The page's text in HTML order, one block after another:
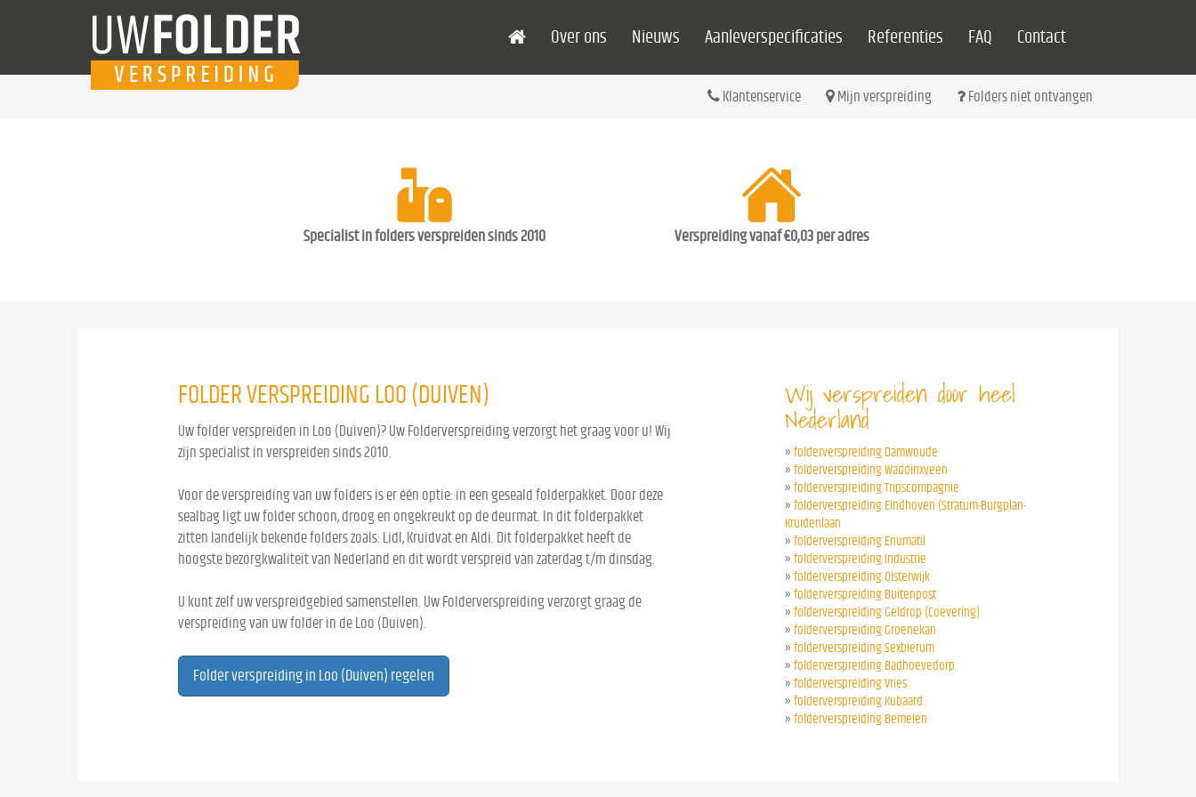
Over ons Nieuws Aanleverspecificaties Referenties FAQ Contact
Klantenservice Mijn verspreiding Folders niet ontvangen
Specialist in folders verspreiden sinds 2010 Verspreiding vanaf €0,03 per adres
FOLDER VERSPREIDING LOO (DUIVEN)
Uw folder verspreiden in Loo (Duiven)? Uw Folderverspreiding verzorgt het graag voor u! Wij
zijn specialist in verspreiden sinds 2010.
Voor de verspreiding van uw folders is er één optie: in een geseald folderpakket. Door deze
sealbag ligt uw folder schoon, droog en ongekreukt op de deurmat. In dit folderpakket
zitten landelijk bekende folders zoals: Lidl, Kruidvat en Aldi. Dit folderpakket heeft de
hoogste bezorgkwaliteit van Nederland en dit wordt verspreid van zaterdag t/m dinsdag.
U kunt zelf uw verspreidgebied samenstellen. Uw Folderverspreiding verzorgt graag de
verspreiding van uw folder in de Loo (Duiven).
Folder verspreiding in Loo (Duiven) regelen
Wij verspreiden door heel
Nederland
» folderverspreiding Damwoude
» folderverspreiding Waddinxveen
» folderverspreiding Tripscompagnie
» folderverspreiding Eindhoven (Stratum-Burgplan-
Kruidenlaan
» folderverspreiding Enumatil
» folderverspreiding Industrie
» folderverspreiding Oisterwijk
» folderverspreiding Buitenpost
» folderverspreiding Geldrop (Coevering)
» folderverspreiding Groenekan
» folderverspreiding Sexbierum
» folderverspreiding Badhoevedorp
» folderverspreiding Vries
» folderverspreiding Kubaard
» folderverspreiding Bemelen